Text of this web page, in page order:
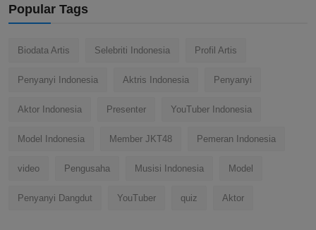
Popular Tags
Biodata Artis Selebriti Indonesia Profil Artis
Penyanyi Indonesia Aktris Indonesia Penyanyi
Aktor Indonesia Presenter YouTuber Indonesia
Model Indonesia Member JKT48 Pemeran Indonesia
video Pengusaha Musisi Indonesia Model
Penyanyi Dangdut YouTuber quiz Aktor